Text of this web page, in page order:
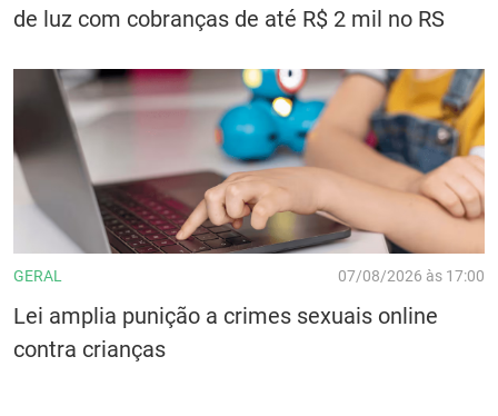
de luz com cobranças de até R$ 2 mil no RS
GERAL 07/08/2026 às 17:00
Lei amplia punição a crimes sexuais online
contra crianças